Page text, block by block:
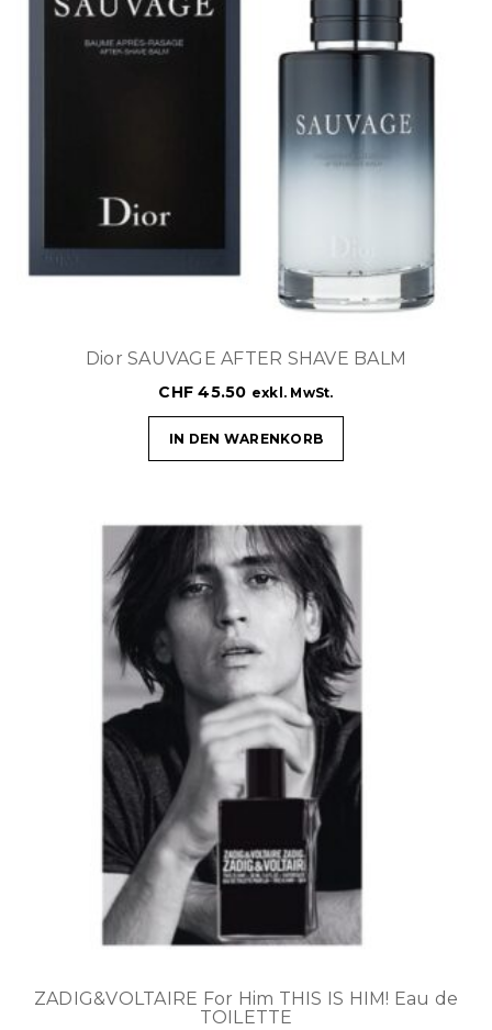
Dior SAUVAGE AFTER SHAVE BALM
CHF 45.50 exkl. MwSt.
IN DEN WARENKORB
ZADIG&VOLTAIRE For Him THIS IS HIM! Eau de
TOILETTE